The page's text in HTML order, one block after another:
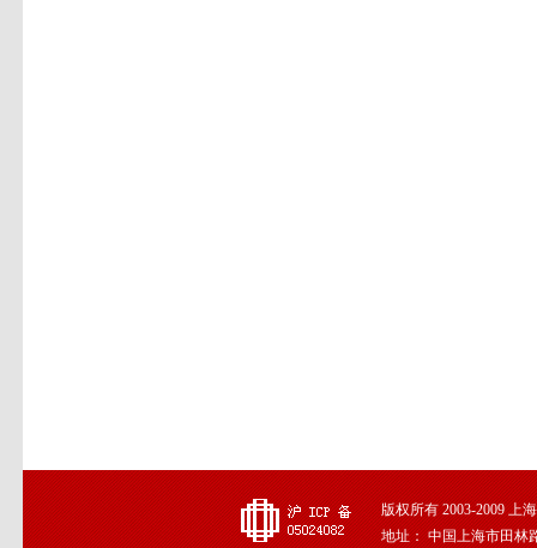
版权所有 2003-2009 上
地址： 中国上海市田林